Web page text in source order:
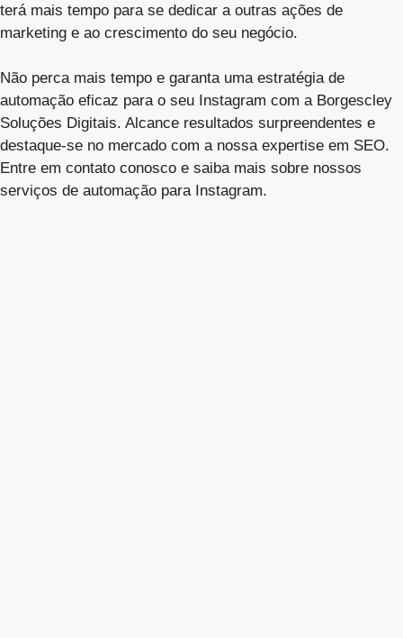
terá mais tempo para se dedicar a outras ações de
marketing e ao crescimento do seu negócio.
Não perca mais tempo e garanta uma estratégia de
automação eficaz para o seu Instagram com a Borgescley
Soluções Digitais. Alcance resultados surpreendentes e
destaque-se no mercado com a nossa expertise em SEO.
Entre em contato conosco e saiba mais sobre nossos
serviços de automação para Instagram.